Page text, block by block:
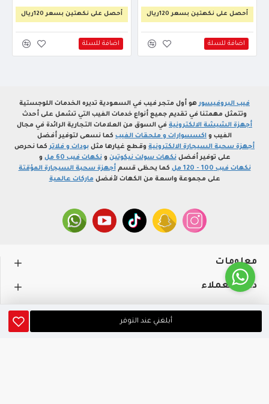
أبلغني عند التوفر
أحصل على نكهتين بسعر 120ريال
اضافة للسلة
أحصل على نكهتين بسعر 120ريال
اضافة للسلة
فيب البروفيسورهو أول متجر فيب في السعودية تديره الخدمات اللوجستية
وتتمثل مهمتنا في تقديم جميع أنواع خدمات الفيب التي تشمل على أحدث
أجهزة الشيشة الالكترونية في السوق من العلامات التجارية الرائدة في مجال
الفيب و اكسسوارات و ملحقات الفيب كما نسعى لتوفير أفضل
أجهزة سحبة السيجارة الالكترونية وقطع غيارها مثل بودات و فلاتركما نحرص
على توفير أفضلنكهات سولت نيكوتين ونكهات فيب 60 مل
و
نكهات فيب 100 - 120 مل
كما يحظى قسمأجهزة سحبة السيجارة المؤقتة
على مجموعة واسعة من الكهات لأفضل ماركات عالمية
معلومات
دعم العملاء
حســـابي